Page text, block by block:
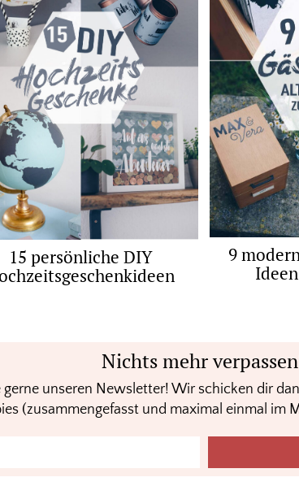
15 persönliche DIY
9
Nichts mehr
unseren Newsletter! Wir schicken dir
(zusammengefasst und maximal einmal im